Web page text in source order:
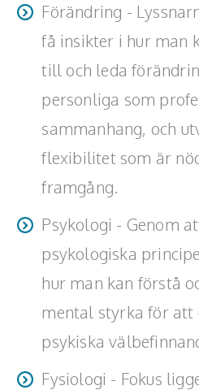
Förändring -
få insikter i hur man
till och leda
personliga som
sammanhang, och
flexibilitet som är
framgång.
Psykologi - Genom
psykologiska
hur man kan förstå
mental styrka för att
psykiska
Fysiologi - Fokus